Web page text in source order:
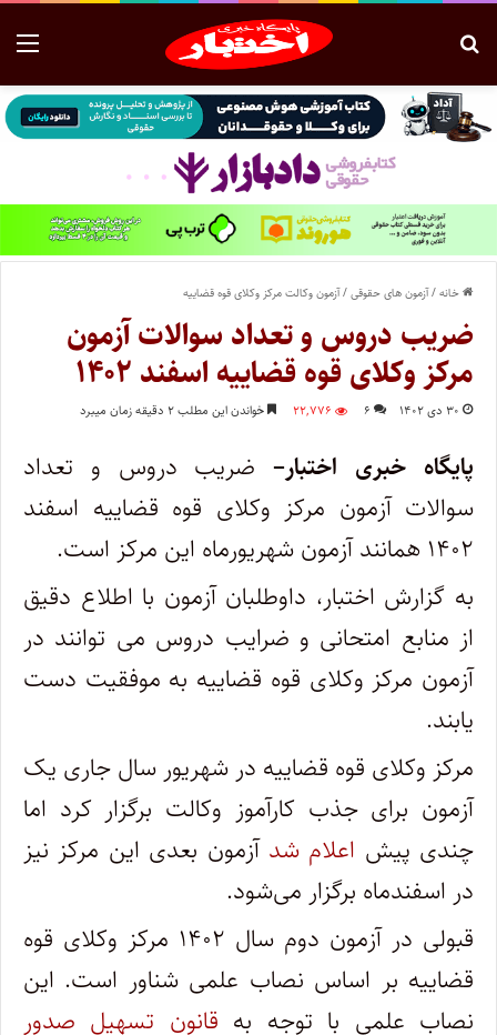
خانه/آزمون های حقوقی/آزمون وکالت مرکز وکلای قوه قضاییه
ضریب دروس و تعداد سوالات آزمون
مرکز وکلای قوه قضاییه اسفند ۱۴۰۲
۳۰ دی ۱۴۰۲ ۶ ۲۲,۷۷۶ خواندن این مطلب ۲ دقیقه زمان میبرد
پایگاه خبری اختبار–ضریب دروس و تعداد
سوالات آزمون مرکز وکلای قوه قضاییه اسفند
۱۴۰۲ همانند آزمون شهریورماه این مرکز است.
به گزارش اختبار، داوطلبان آزمون با اطلاع دقیق
از منابع امتحانی و ضرایب دروس می توانند در
آزمون مرکز وکلای قوه قضاییه به موفقیت دست
یابند.
مرکز وکلای قوه قضاییه در شهریور سال جاری یک
آزمون برای جذب کارآموز وکالت برگزار کرد اما
چندی پیش اعلام شد آزمون بعدی این مرکز نیز
در اسفندماه برگزار می‌شود.
قبولی در آزمون دوم سال ۱۴۰۲ مرکز وکلای قوه
قضاییه بر اساس نصاب علمی شناور است. این
نصاب علمی با توجه به قانون تسهیل صدور